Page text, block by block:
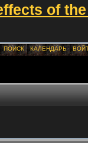
of
ПОИСК КАЛЕНДАРЬ